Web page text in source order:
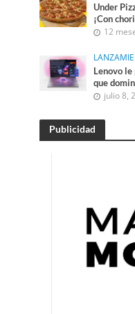
Under
¡Con
12
Lenovo
que
julio 8,
Publicidad